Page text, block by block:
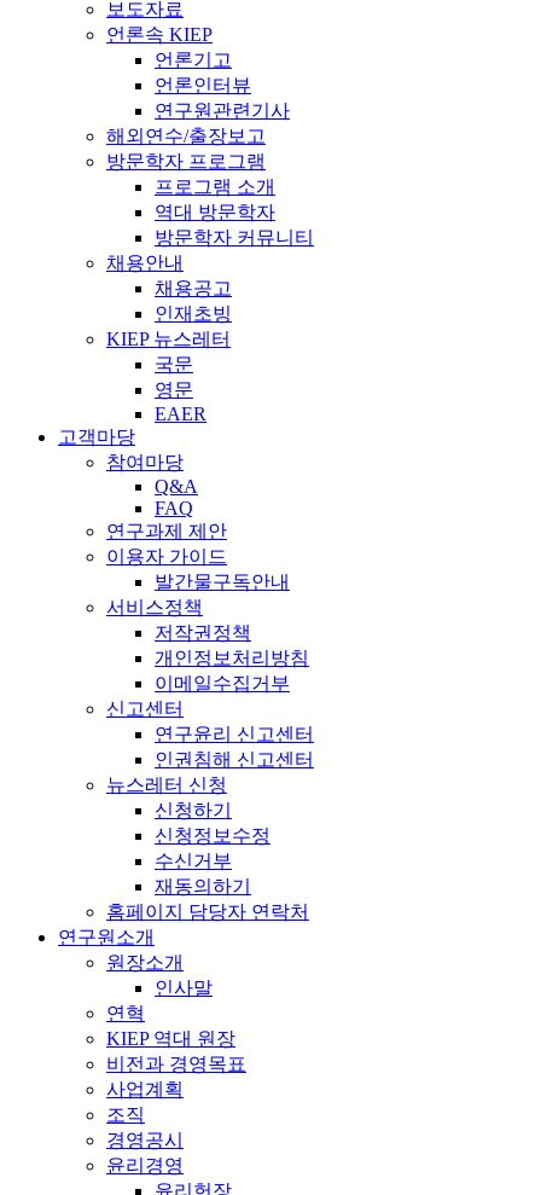
보도자료
언론속 KIEP
언론기고
언론인터뷰
연구원관련기사
해외연수/출장보고
방문학자 프로그램
프로그램 소개
역대 방문학자
방문학자 커뮤니티
채용안내
채용공고
인재초빙
KIEP 뉴스레터
국문
영문
EAER
고객마당
참여마당
Q&A
FAQ
연구과제 제안
이용자 가이드
발간물구독안내
서비스정책
저작권정책
개인정보처리방침
이메일수집거부
신고센터
연구윤리 신고센터
인권침해 신고센터
뉴스레터 신청
신청하기
신청정보수정
수신거부
재동의하기
홈페이지 담당자 연락처
연구원소개
원장소개
인사말
연혁
KIEP 역대 원장
비전과 경영목표
사업계획
조직
경영공시
윤리경영
윤리헌장